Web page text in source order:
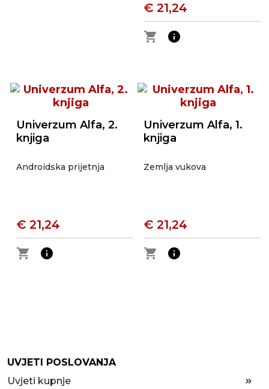
€ 21,24
shopping_cart
info
Univerzum Alfa, 2.
knjiga
Androidska prijetnja
€ 21,24
shopping_cart
info
Univerzum Alfa, 1.
knjiga
Zemlja vukova
€ 21,24
shopping_cart
info
UVJETI POSLOVANJA
Uvjeti kupnje